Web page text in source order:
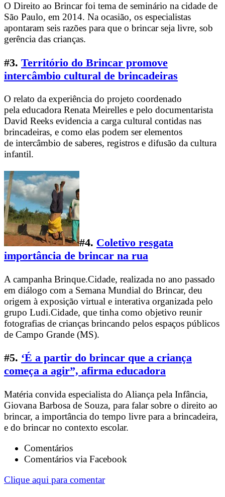
O Direito ao Brincar foi tema de seminário na cidade de
São Paulo, em 2014. Na ocasião, os especialistas
apontaram seis razões para que o brincar seja livre, sob
gerência das crianças.
#3. Território do Brincar promove
intercâmbio cultural de brincadeiras
O relato da experiência do projeto coordenado
pela educadora Renata Meirelles e pelo documentarista
David Reeks evidencia a carga cultural contidas nas
brincadeiras, e como elas podem ser elementos
de intercâmbio de saberes, registros e difusão da cultura
infantil.
#4. Coletivo resgata
importância de brincar na rua
A campanha Brinque.Cidade, realizada no ano passado
em diálogo com a Semana Mundial do Brincar, deu
origem à exposição virtual e interativa organizada pelo
grupo Ludi.Cidade, que tinha como objetivo reunir
fotografias de crianças brincando pelos espaços públicos
de Campo Grande (MS).
#5. ‘É a partir do brincar que a criança
começa a agir”, afirma educadora
Matéria convida especialista do Aliança pela Infância,
Giovana Barbosa de Souza, para falar sobre o direito ao
brincar, a importância do tempo livre para a brincadeira,
e do brincar no contexto escolar.
Comentários
Comentários via Facebook
Clique aqui para comentar